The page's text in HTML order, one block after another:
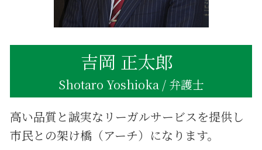
遺産 不動産 売却
吉岡 正太郎
Shotaro Yoshioka / 弁護士
高い品質と誠実なリーガルサービスを提供し
市民との架け橋（アーチ）になります。